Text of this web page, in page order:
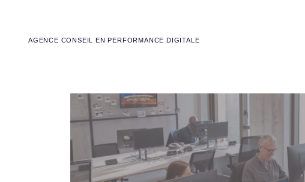
AGENCE CONSEIL EN PERFORMANCE DIGITALE